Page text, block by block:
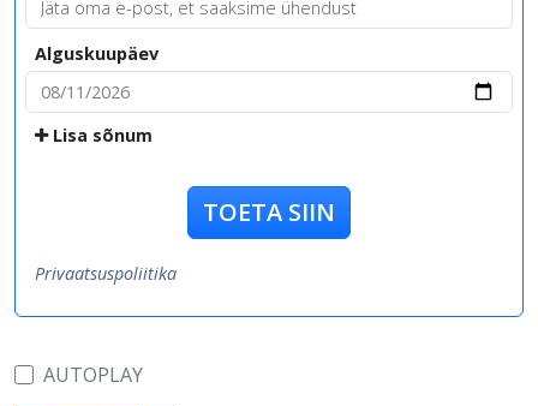
Alguskuupäev
Lisa sõnum
TOETA SIIN
Privaatsuspoliitika
AUTOPLAY